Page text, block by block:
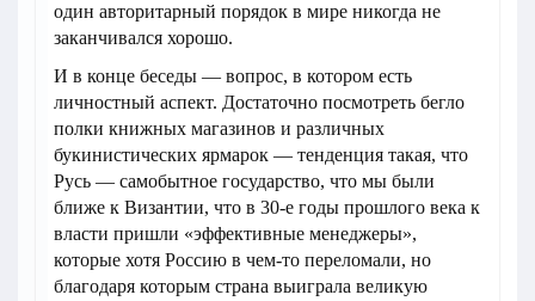
один авторитарный порядок в мире никогда не
заканчивался хорошо.
И в конце беседы — вопрос, в котором есть
личностный аспект. Достаточно посмотреть бегло
полки книжных магазинов и различных
букинистических ярмарок — тенденция такая, что
Русь — самобытное государство, что мы были
ближе к Византии, что в 30-е годы прошлого века к
власти пришли «эффективные менеджеры»,
которые хотя Россию в чем-то переломали, но
благодаря которым страна выиграла великую